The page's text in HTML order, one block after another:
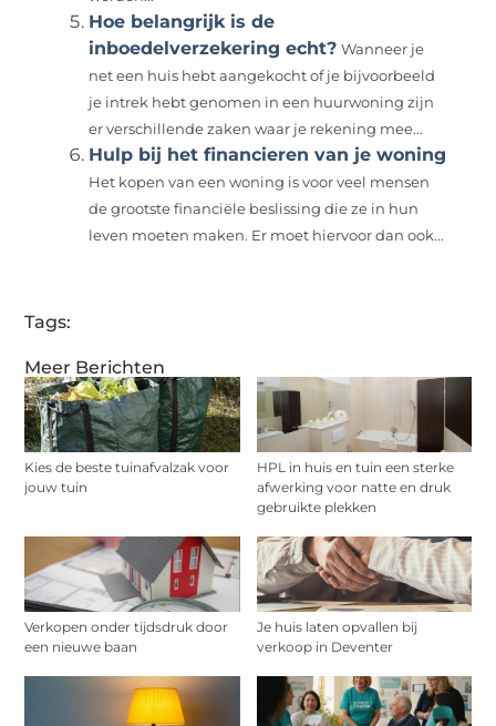
Meer Berichten
Kies de beste tuinafvalzak voor
jouw tuin
HPL in huis en tuin een sterke
afwerking voor natte en druk
gebruikte plekken
Verkopen onder tijdsdruk door
een nieuwe baan
Je huis laten opvallen bij
verkoop in Deventer
Hoe belangrijk is de
inboedelverzekering echt? Wanneer je
net een huis hebt aangekocht of je bijvoorbeeld
je intrek hebt genomen in een huurwoning zijn
er verschillende zaken waar je rekening mee...
Hulp bij het financieren van je woning
Het kopen van een woning is voor veel mensen
de grootste financiële beslissing die ze in hun
leven moeten maken. Er moet hiervoor dan ook...
Tags: